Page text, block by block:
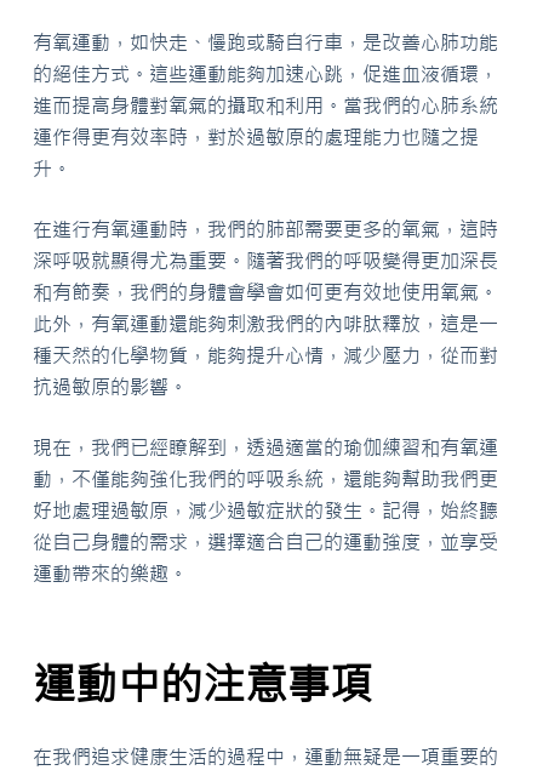
有氧運動，如快走、慢跑或騎自行車，是改善心肺功能
的絕佳方式。這些運動能夠加速心跳，促進血液循環，
進而提高身體對氧氣的攝取和利用。當我們的心肺系統
運作得更有效率時，對於過敏原的處理能力也隨之提
升。
在進行有氧運動時，我們的肺部需要更多的氧氣，這時
深呼吸就顯得尤為重要。隨著我們的呼吸變得更加深長
和有節奏，我們的身體會學會如何更有效地使用氧氣。
此外，有氧運動還能夠刺激我們的內啡肽釋放，這是一
種天然的化學物質，能夠提升心情，減少壓力，從而對
抗過敏原的影響。
現在，我們已經瞭解到，透過適當的瑜伽練習和有氧運
動，不僅能夠強化我們的呼吸系統，還能夠幫助我們更
好地處理過敏原，減少過敏症狀的發生。記得，始終聽
從自己身體的需求，選擇適合自己的運動強度，並享受
運動帶來的樂趣。
運動中的注意事項
在我們追求健康生活的過程中，運動無疑是一項重要的